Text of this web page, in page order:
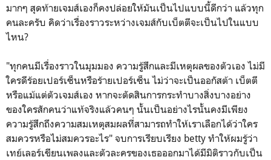
มากๆ สุดท้ายเจมส์เองก็คงปล่อยให้มันเป็นไปแบบนี้ดีกว่า แล้วทุก
คนละครับ คิดว่าเรื่องราวระหว่างเจมส์กับเบ็ตตีจะเป็นไปในแบบ
ไหน?
"ทุกคนมีเรื่องราวในมุมมอง ความรู้สึกและมีเหตุผลของตัวเอง ไม่มี
ใครดีร้อยเปอร์เซ็นหรือร้ายเปอร์เซ็น ไม่ว่าจะเป็นออกัสต้า เบ็ตตี
หรือแม้แต่ตัวเจมส์เอง หากจะตัดสินการกระทำบางสิ่งบางอย่าง
ของใครสักคนว่าแท้จริงแล้วคนๆ นั้นเป็นอย่างไรนั้นคงมีเพียง
ความรู้สึกถึงความสมเหตุสมผลที่สามารถทำให้เราเลือกได้ว่าใคร
สมควรหรือไม่สมควรอะไร" จบการเรียบเรียง betty ทำให้ผมรู้ว่า
เทย์เลอร์เขียนเพลงและตัวละครของเธอออกมาได้มีมิติราวกับเป็น